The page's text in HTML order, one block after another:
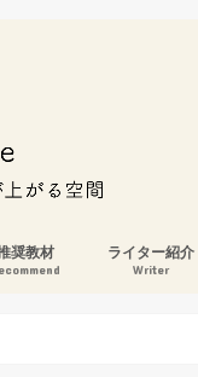
奨教材 ライター紹介
Writer